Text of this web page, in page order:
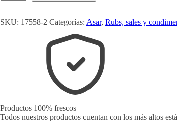
Ahumada
Especias
SKU: 17558-2 Categorías: Asar, Rubs, sales y
Productos 100% frescos
Todos nuestros productos cuentan con los más altos